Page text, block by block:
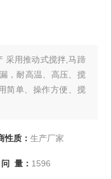
采用推动式搅拌,马蹄
，耐高温、高压、搅
简单、操作方便、搅
性质： 生产厂家
量： 1596